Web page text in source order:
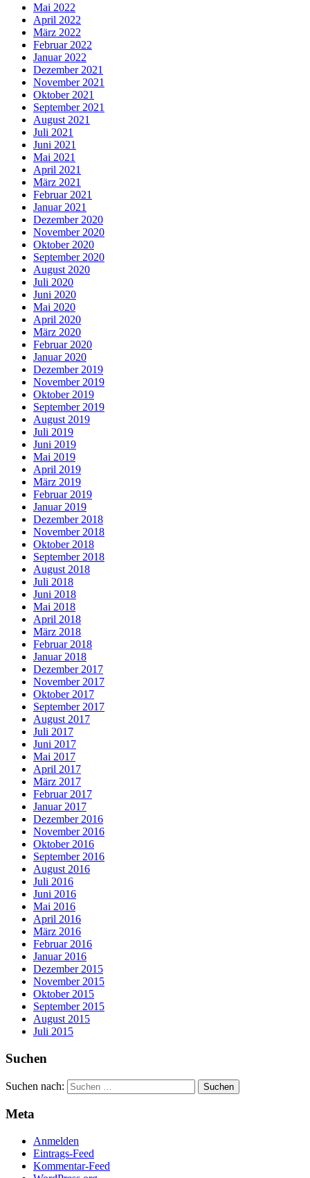
Mai 2022
April 2022
März 2022
Februar 2022
Januar 2022
Dezember 2021
November 2021
Oktober 2021
September 2021
August 2021
Juli 2021
Juni 2021
Mai 2021
April 2021
März 2021
Februar 2021
Januar 2021
Dezember 2020
November 2020
Oktober 2020
September 2020
August 2020
Juli 2020
Juni 2020
Mai 2020
April 2020
März 2020
Februar 2020
Januar 2020
Dezember 2019
November 2019
Oktober 2019
September 2019
August 2019
Juli 2019
Juni 2019
Mai 2019
April 2019
März 2019
Februar 2019
Januar 2019
Dezember 2018
November 2018
Oktober 2018
September 2018
August 2018
Juli 2018
Juni 2018
Mai 2018
April 2018
März 2018
Februar 2018
Januar 2018
Dezember 2017
November 2017
Oktober 2017
September 2017
August 2017
Juli 2017
Juni 2017
Mai 2017
April 2017
März 2017
Februar 2017
Januar 2017
Dezember 2016
November 2016
Oktober 2016
September 2016
August 2016
Juli 2016
Juni 2016
Mai 2016
April 2016
März 2016
Februar 2016
Januar 2016
Dezember 2015
November 2015
Oktober 2015
September 2015
August 2015
Juli 2015
Suchen
Suchen nach:
Meta
Anmelden
Eintrags-Feed
Kommentar-Feed